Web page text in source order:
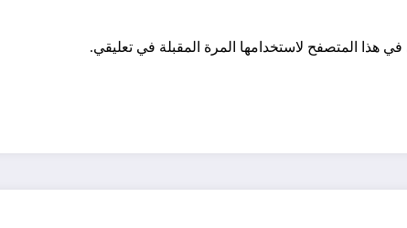
هذا المتصفح لاستخدامها المرة المقبلة في تعليقي.